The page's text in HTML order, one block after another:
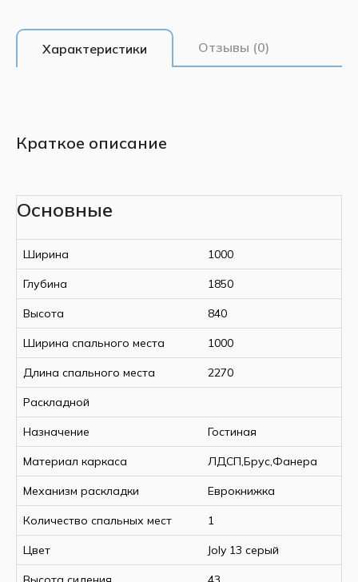
Характеристики Отзывы (0)
Краткое описание
Основные
Ширина 1000
Глубина 1850
Высота 840
Ширина спального места 1000
Длина спального места 2270
Раскладной
Назначение Гостиная
Материал каркаса ЛДСП,Брус,Фанера
Механизм раскладки Еврокнижка
Количество спальных мест 1
Цвет Joly 13 серый